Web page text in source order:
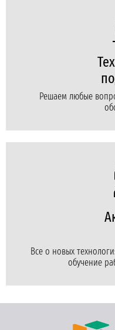
Решаем любые
Все о новых
обучение